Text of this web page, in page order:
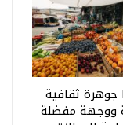
جوهرة ثقافية
ووجهة مفضلة